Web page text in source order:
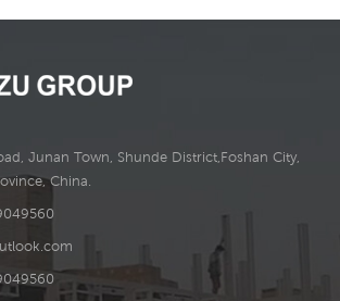
Junan Town, Shunde District,Foshan City,
China.